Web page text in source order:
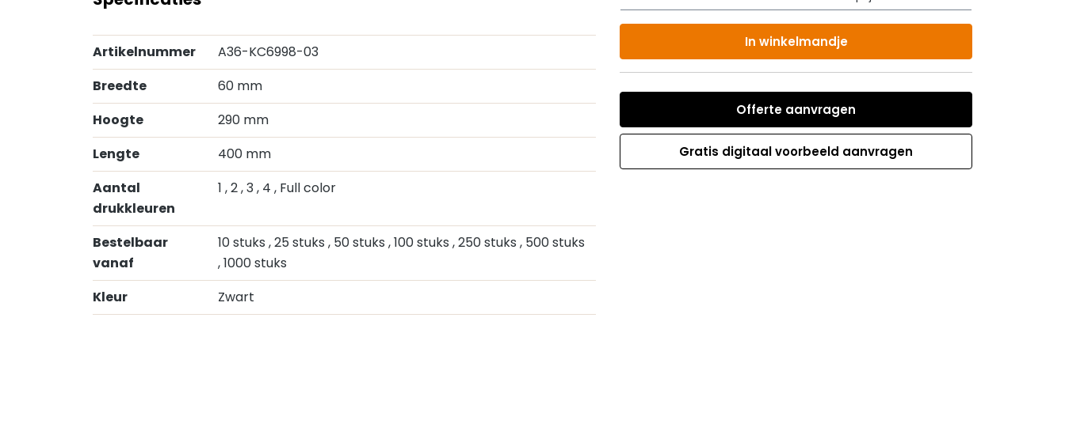
Artikelnummer
A36-KC6998-03
Breedte
60 mm
Hoogte
290 mm
Lengte
400 mm
Aantal
drukkleuren
1 , 2, 3, 4 , Full color
Bestelbaar
vanaf
10 stuks , 25 stuks , 50 stuks , 100 stuks , 250 stuks , 500 stuks
, 1000 stuks
Kleur
Zwart
In winkelmandje
Offerte aanvragen
Gratis digitaal voorbeeld aanvragen